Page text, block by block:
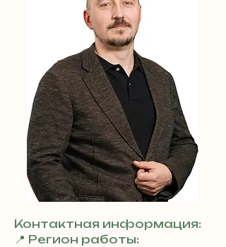
Контактная информация:
📍 Регион работы: